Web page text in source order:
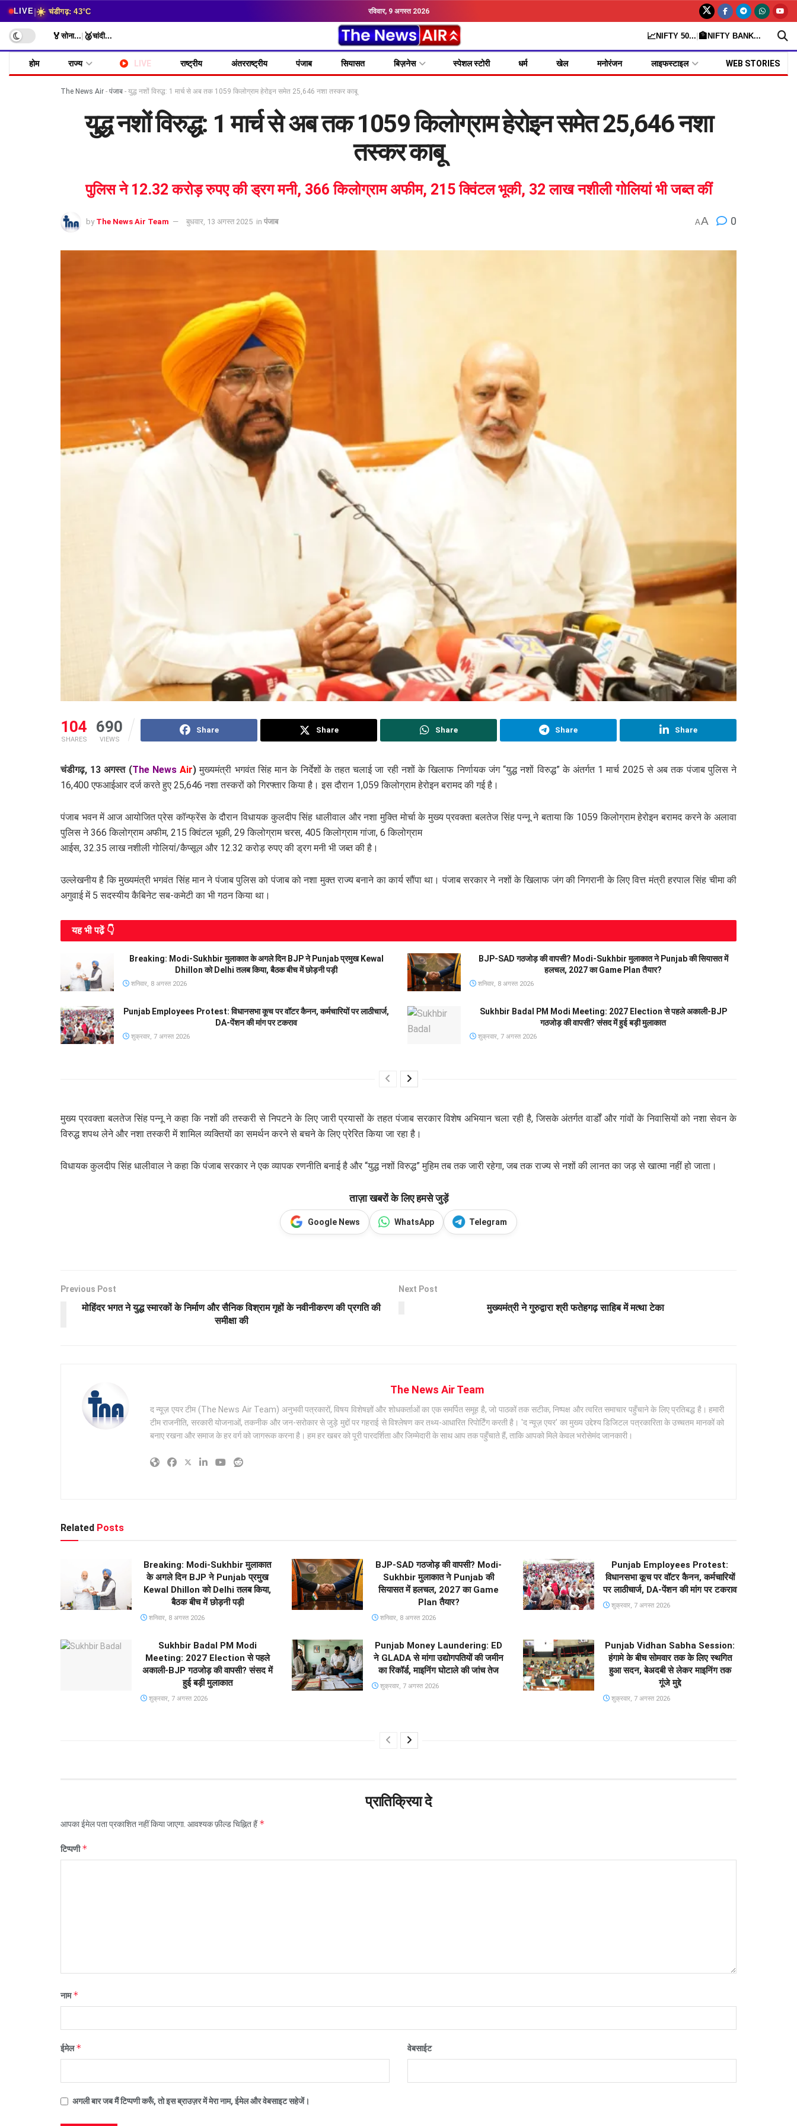
LIVE|☀️ चंडीगढ़: 43°C रविवार, 9 अगस्त 2026
🏅सोना... 🥈चांदी... 📈NIFTY 50... 🏦NIFTY BANK...
होम राज्य LIVE राष्ट्रीय अंतरराष्ट्रीय पंजाब सियासत बिज़नेस स्पेशल स्टोरी धर्म खेल मनोरंजन लाइफस्टाइल WEB STORIES
The News Air - पंजाब - युद्ध नशों विरुद्ध: 1 मार्च से अब तक 1059 किलोग्राम हेरोइन समेत 25,646 नशा तस्कर काबू
युद्ध नशों विरुद्ध: 1 मार्च से अब तक 1059 किलोग्राम हेरोइन समेत 25,646 नशा
तस्कर काबू
पुलिस ने 12.32 करोड़ रुपए की ड्रग मनी, 366 किलोग्राम अफीम, 215 क्विंटल भूकी, 32 लाख नशीली गोलियां भी जब्त कीं
by The News Air Team बुधवार, 13 अगस्त 2025 in पंजाब AA 0
104
SHARES
690
VIEWS
Share Share Share Share Share
चंडीगढ़, 13 अगस्त (The News Air)मुख्यमंत्री भगवंत सिंह मान के निर्देशों के तहत चलाई जा रही नशों के खिलाफ निर्णायक जंग “युद्ध नशों विरुद्ध” के अंतर्गत 1 मार्च 2025 से अब तक पंजाब पुलिस ने
16,400 एफआईआर दर्ज करते हुए 25,646 नशा तस्करों को गिरफ्तार किया है। इस दौरान 1,059 किलोग्राम हेरोइन बरामद की गई है।
पंजाब भवन में आज आयोजित प्रेस कॉन्फ्रेंस के दौरान विधायक कुलदीप सिंह धालीवाल और नशा मुक्ति मोर्चा के मुख्य प्रवक्ता बलतेज सिंह पन्नू ने बताया कि 1059 किलोग्राम हेरोइन बरामद करने के अलावा
पुलिस ने 366 किलोग्राम अफीम, 215 क्विंटल भूकी, 29 किलोग्राम चरस, 405 किलोग्राम गांजा, 6 किलोग्राम
आईस, 32.35 लाख नशीली गोलियां/कैप्सूल और 12.32 करोड़ रुपए की ड्रग मनी भी जब्त की है।
उल्लेखनीय है कि मुख्यमंत्री भगवंत सिंह मान ने पंजाब पुलिस को पंजाब को नशा मुक्त राज्य बनाने का कार्य सौंपा था। पंजाब सरकार ने नशों के खिलाफ जंग की निगरानी के लिए वित्त मंत्री हरपाल सिंह चीमा की
अगुवाई में 5 सदस्यीय कैबिनेट सब-कमेटी का भी गठन किया था।
यह भी पढे़ं 👇
Breaking: Modi-Sukhbir मुलाकात के अगले दिन BJP ने Punjab प्रमुख Kewal
Dhillon को Delhi तलब किया, बैठक बीच में छोड़नी पड़ी
शनिवार, 8 अगस्त 2026
BJP-SAD गठजोड़ की वापसी? Modi-Sukhbir मुलाकात ने Punjab की सियासत में
हलचल, 2027 का Game Plan तैयार?
शनिवार, 8 अगस्त 2026
Punjab Employees Protest: विधानसभा कूच पर वॉटर कैनन, कर्मचारियों पर लाठीचार्ज,
DA-पेंशन की मांग पर टकराव
शुक्रवार, 7 अगस्त 2026
Sukhbir Badal PM Modi Meeting: 2027 Election से पहले अकाली-BJP
गठजोड़ की वापसी? संसद में हुई बड़ी मुलाकात
शुक्रवार, 7 अगस्त 2026
मुख्य प्रवक्ता बलतेज सिंह पन्नू ने कहा कि नशों की तस्करी से निपटने के लिए जारी प्रयासों के तहत पंजाब सरकार विशेष अभियान चला रही है, जिसके अंतर्गत वार्डों और गांवों के निवासियों को नशा सेवन के
विरुद्ध शपथ लेने और नशा तस्करी में शामिल व्यक्तियों का समर्थन करने से बचने के लिए प्रेरित किया जा रहा है।
विधायक कुलदीप सिंह धालीवाल ने कहा कि पंजाब सरकार ने एक व्यापक रणनीति बनाई है और “युद्ध नशों विरुद्ध” मुहिम तब तक जारी रहेगा, जब तक राज्य से नशों की लानत का जड़ से खात्मा नहीं हो जाता।
ताज़ा खबरों के लिए हमसे जुड़ें
Google News WhatsApp Telegram
Previous Post
मो​हिंदर भगत ने युद्ध स्मारकों के निर्माण और सैनिक विश्राम गृहों के नवीनीकरण की प्रगति की
समीक्षा की
Next Post
मुख्यमंत्री ने गुरुद्वारा श्री फतेहगढ़ साहिब में मत्था टेका
The News Air Team
द न्यूज़ एयर टीम (The News Air Team) अनुभवी पत्रकारों, विषय विशेषज्ञों और शोधकर्ताओं का एक समर्पित समूह है, जो पाठकों तक सटीक, निष्पक्ष और त्वरित समाचार पहुँचाने के लिए प्रतिबद्ध है। हमारी
टीम राजनीति, सरकारी योजनाओं, तकनीक और जन-सरोकार से जुड़े मुद्दों पर गहराई से विश्लेषण कर तथ्य-आधारित रिपोर्टिंग करती है। 'द न्यूज़ एयर' का मुख्य उद्देश्य डिजिटल पत्रकारिता के उच्चतम मानकों को
बनाए रखना और समाज के हर वर्ग को जागरूक करना है। हम हर खबर को पूरी पारदर्शिता और जिम्मेदारी के साथ आप तक पहुँचाते हैं, ताकि आपको मिले केवल भरोसेमंद जानकारी।
Related Posts
Breaking: Modi-Sukhbir मुलाकात
के अगले दिन BJP ने Punjab प्रमुख
Kewal Dhillon को Delhi तलब किया,
बैठक बीच में छोड़नी पड़ी
शनिवार, 8 अगस्त 2026
BJP-SAD गठजोड़ की वापसी? Modi-
Sukhbir मुलाकात ने Punjab की
सियासत में हलचल, 2027 का Game
Plan तैयार?
शनिवार, 8 अगस्त 2026
Punjab Employees Protest:
विधानसभा कूच पर वॉटर कैनन, कर्मचारियों
पर लाठीचार्ज, DA-पेंशन की मांग पर टकराव
शुक्रवार, 7 अगस्त 2026
Sukhbir Badal PM Modi
Meeting: 2027 Election से पहले
अकाली-BJP गठजोड़ की वापसी? संसद में
हुई बड़ी मुलाकात
शुक्रवार, 7 अगस्त 2026
Punjab Money Laundering: ED
ने GLADA से मांगा उद्योगपतियों की जमीन
का रिकॉर्ड, माइनिंग घोटाले की जांच तेज
शुक्रवार, 7 अगस्त 2026
Punjab Vidhan Sabha Session:
हंगामे के बीच सोमवार तक के लिए स्थगित
हुआ सदन, बेअदबी से लेकर माइनिंग तक
गूंजे मुद्दे
शुक्रवार, 7 अगस्त 2026
प्रातिक्रिया दे
आपका ईमेल पता प्रकाशित नहीं किया जाएगा. आवश्यक फ़ील्ड चिह्नित हैं*
टिप्पणी*
नाम*
ईमेल* वेबसाईट
अगली बार जब मैं टिप्पणी करूँ, तो इस ब्राउज़र में मेरा नाम, ईमेल और वेबसाइट सहेजें।